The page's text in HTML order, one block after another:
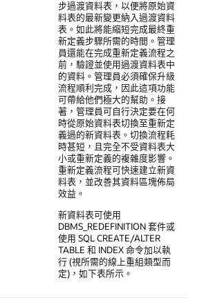
步過渡資料表，以便將原始資
料表的最新變更納入過渡資料
表。如此將能縮短完成最終重
新定義步驟所需的時間。管理
員還能在完成重新定義流程之
前，驗證並使用過渡資料表中
的資料。管理員必須確保升級
流程順利完成，因此這項功能
可帶給他們極大的幫助。接
著，管理員可自行決定要在何
時從原始資料表切換至重新定
義過的新資料表。切換流程耗
時甚短，且完全不受資料表大
小或重新定義的複雜度影響。
重新定義流程可快速建立新資
料表，並改善其資料區塊佈局
效益。
新資料表可使用
DBMS_REDEFINITION 套件或
使用 SQL CREATE/ALTER
TABLE 和 INDEX 命令加以執
行 (視所需的線上重組類型而
定)，如下表所示。